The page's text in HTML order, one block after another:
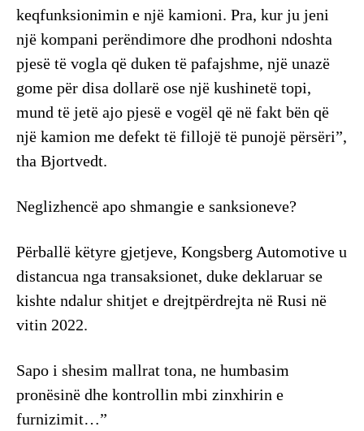
keqfunksionimin e një kamioni. Pra, kur ju jeni
një kompani perëndimore dhe prodhoni ndoshta
pjesë të vogla që duken të pafajshme, një unazë
gome për disa dollarë ose një kushinetë topi,
mund të jetë ajo pjesë e vogël që në fakt bën që
një kamion me defekt të fillojë të punojë përsëri”,
tha Bjortvedt.
Neglizhencë apo shmangie e sanksioneve?
Përballë këtyre gjetjeve, Kongsberg Automotive u
distancua nga transaksionet, duke deklaruar se
kishte ndalur shitjet e drejtpërdrejta në Rusi në
vitin 2022.
Sapo i shesim mallrat tona, ne humbasim
pronësinë dhe kontrollin mbi zinxhirin e
furnizimit…”